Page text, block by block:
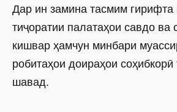
Дар ин замина тасмим
тиҷоратии палатаҳои савдо ва
кишвар ҳамчун минбари
робитаҳои доираҳои
шавад.